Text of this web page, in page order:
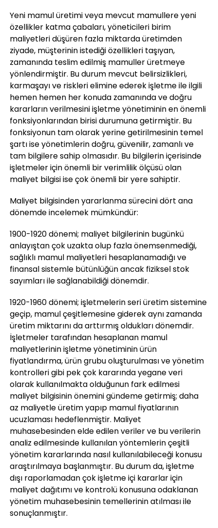
Yeni mamul üretimi veya mevcut mamullere yeni
özellikler katma çabaları, yöneticileri birim
maliyetleri düşüren fazla miktarda üretimden
ziyade, müşterinin istediği özellikleri taşıyan,
zamanında teslim edilmiş mamuller üretmeye
yönlendirmiştir. Bu durum mevcut belirsizlikleri,
karmaşayı ve riskleri elimine ederek işletme ile ilgili
hemen hemen her konuda zamanında ve doğru
kararların verilmesini işletme yönetiminin en önemli
fonksiyonlarından birisi durumuna getirmiştir. Bu
fonksiyonun tam olarak yerine getirilmesinin temel
şartı ise yönetimlerin doğru, güvenilir, zamanlı ve
tam bilgilere sahip olmasıdır. Bu bilgilerin içerisinde
işletmeler için önemli bir verimlilik ölçüsü olan
maliyet bilgisi ise çok önemli bir yere sahiptir.
Maliyet bilgisinden yararlanma sürecini dört ana
dönemde incelemek mümkündür:
1900-1920 dönemi; maliyet bilgilerinin bugünkü
anlayıştan çok uzakta olup fazla önemsenmediği,
sağlıklı mamul maliyetleri hesaplanamadığı ve
finansal sistemle bütünlüğün ancak fiziksel stok
sayımları ile sağlanabildiği dönemdir.
1920-1960 dönemi; işletmelerin seri üretim sistemine
geçip, mamul çeşitlemesine giderek aynı zamanda
üretim miktarını da arttırmış oldukları dönemdir.
İşletmeler tarafından hesaplanan mamul
maliyetlerinin işletme yönetiminin ürün
fiyatlandırma, ürün grubu oluşturulması ve yönetim
kontrolleri gibi pek çok kararında yegane veri
olarak kullanılmakta olduğunun fark edilmesi
maliyet bilgisinin önemini gündeme getirmiş; daha
az maliyetle üretim yapıp mamul fiyatlarının
ucuzlaması hedeflenmiştir. Maliyet
muhasebesinden elde edilen veriler ve bu verilerin
analiz edilmesinde kullanılan yöntemlerin çeşitli
yönetim kararlarında nasıl kullanılabileceği konusu
araştırılmaya başlanmıştır. Bu durum da, işletme
dışı raporlamadan çok işletme içi kararlar için
maliyet dağıtımı ve kontrolü konusuna odaklanan
yönetim muhasebesinin temellerinin atılması ile
sonuçlanmıştır.